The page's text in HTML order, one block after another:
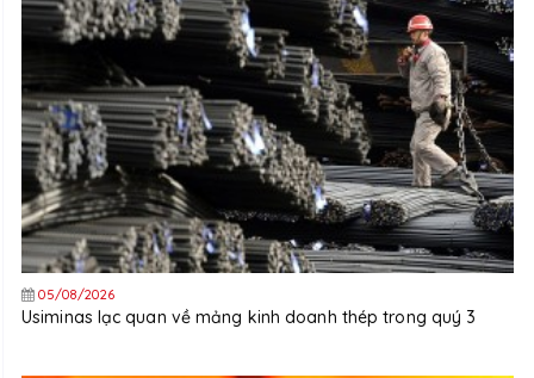
05/08/2026
Usiminas lạc quan về mảng kinh doanh thép trong quý 3